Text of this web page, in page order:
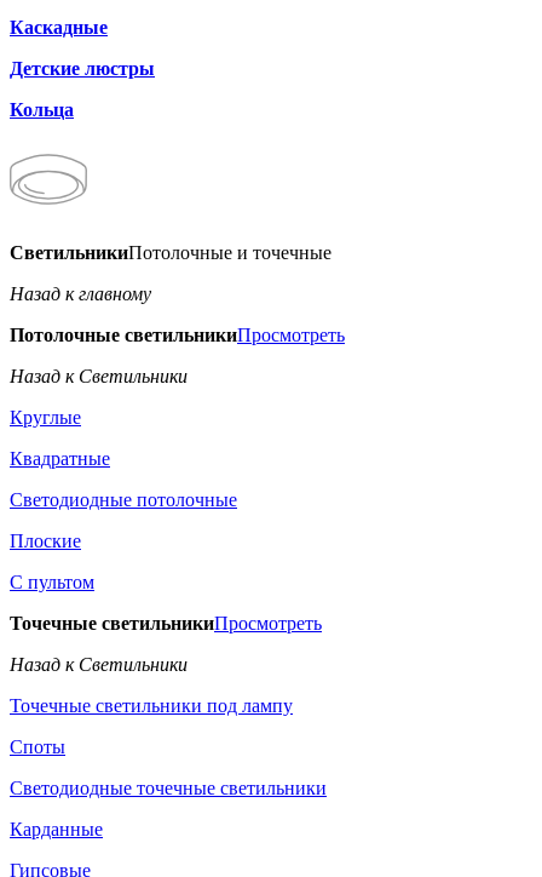
Каскадные
Детские люстры
Кольца
СветильникиПотолочные и точечные
Назад к главному
Потолочные светильникиПросмотреть
Назад к Светильники
Круглые
Квадратные
Светодиодные потолочные
Плоские
С пультом
Точечные светильникиПросмотреть
Назад к Светильники
Точечные светильники под лампу
Споты
Светодиодные точечные светильники
Карданные
Гипсовые